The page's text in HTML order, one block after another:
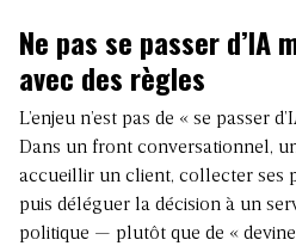
Ne pas se passer d’IA
avec des règles
L’enjeu n’est pas de « se passer
Dans un front conversationnel,
accueillir un client, collecter ses
puis déléguer la décision à un
politique — plutôt que de «